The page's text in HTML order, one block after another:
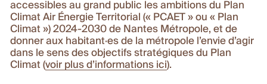
accessibles au grand public les ambitions du Plan
Climat Air Énergie Territorial (« PCAET » ou « Plan
Climat ») 2024-2030 de Nantes Métropole, et de
donner aux habitant·es de la métropole l’envie d’agir
dans le sens des objectifs stratégiques du Plan
Climat (voir plus d’informations ici).